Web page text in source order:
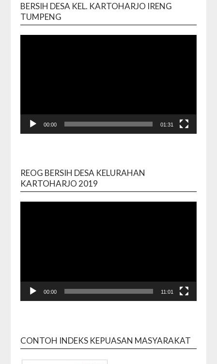
BERSIH DESA KEL. KARTOHARJO IRENG
TUMPENG
00:00 01:31
REOG BERSIH DESA KELURAHAN
KARTOHARJO 2019
00:00 11:01
CONTOH INDEKS KEPUASAN MASYARAKAT